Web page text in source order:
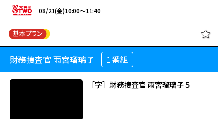
橋田壽賀子脚本による国民的ホームドラマ第9シリーズ。嫁いだ5人の娘た
リー】 浅見光彦（辰巳琢郎）は、「源氏物語」の取材で兵庫県の明石に行
く事になった。例によって、母・雪江（加藤治子）も一緒だ。表向きはルポ
ライターだが、探偵という裏の顔を持つ光彦は、人から事件解決の依頼を受
頼されていたのだ。 淳子は二人組の男を追って須磨浦公園駅で後輩の崎上
由香里（馬渕英里何）と別れたまま行方不明になっていた。光彦と由香里は
淳子の足取りを追うが、鉄拐山でその死体を発見する。光彦は地元刑事・川
上（金田明夫）と由香里の通う女子大の教務課職員・篠原愛子（ふせえり）
出演：松坂桃李／真飛聖／冨手麻妙 監督：三浦大輔 「僕を買ってくださ
い―」娼夫として仕事を始めることになった青年を描く鮮烈な愛のドラマ。
（2018年 119分）
[字]娼年（R-15版） ＜R-15＞
08/21(金)10:00～11:40
山村美紗サスペンス 小京都連続殺人
事件 ～スパイスは復讐の味～ ＜出演
＞ 浅野温子／小泉孝太郎／馬渕英俚
可／山村紅葉／石垣佑磨／若林豪／
財務捜査官 雨宮瑠璃子 1番組
［字］財務捜査官 雨宮瑠璃子５